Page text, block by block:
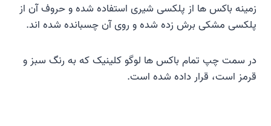
زمینه باکس ها از پلکسی شیری استفاده شده و حروف آن از
پلکسی مشکی برش زده شده و روی آن چسبانده شده اند.
در سمت چپ تمام باکس ها لوگو کلینیک که به رنگ سبز و
قرمز است، قرار داده شده است.